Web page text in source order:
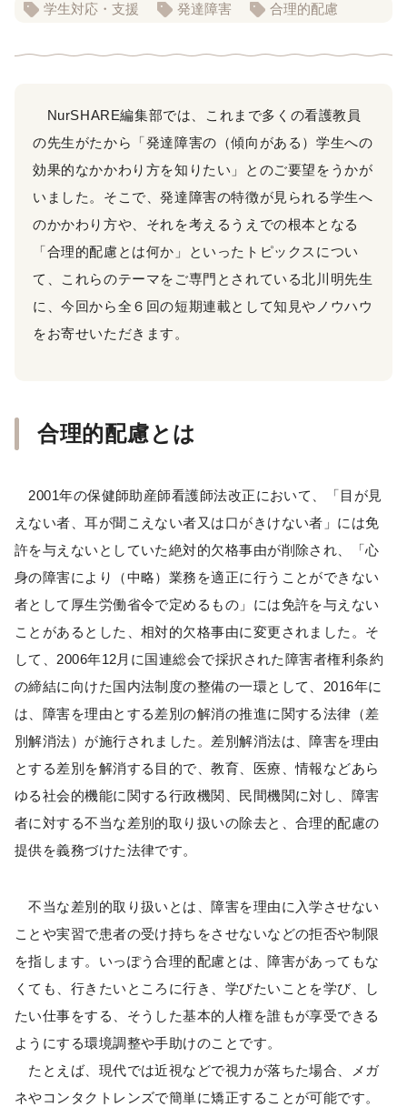
学生対応・支援 発達障害 合理的配慮
NurSHARE編集部では、これまで多くの看護教員
の先生がたから「発達障害の（傾向がある）学生への
効果的なかかわり方を知りたい」とのご要望をうかが
いました。そこで、発達障害の特徴が見られる学生へ
のかかわり方や、それを考えるうえでの根本となる
「合理的配慮とは何か」といったトピックスについ
て、これらのテーマをご専門とされている北川明先生
に、今回から全６回の短期連載として知見やノウハウ
をお寄せいただきます。
合理的配慮とは
2001年の保健師助産師看護師法改正において、「目が見
えない者、耳が聞こえない者又は口がきけない者」には免
許を与えないとしていた絶対的欠格事由が削除され、「心
身の障害により（中略）業務を適正に行うことができない
者として厚生労働省令で定めるもの」には免許を与えない
ことがあるとした、相対的欠格事由に変更されました。そ
して、2006年12月に国連総会で採択された障害者権利条約
の締結に向けた国内法制度の整備の一環として、2016年に
は、障害を理由とする差別の解消の推進に関する法律（差
別解消法）が施行されました。差別解消法は、障害を理由
とする差別を解消する目的で、教育、医療、情報などあら
ゆる社会的機能に関する行政機関、民間機関に対し、障害
者に対する不当な差別的取り扱いの除去と、合理的配慮の
提供を義務づけた法律です。
不当な差別的取り扱いとは、障害を理由に入学させない
ことや実習で患者の受け持ちをさせないなどの拒否や制限
を指します。いっぽう合理的配慮とは、障害があってもな
くても、行きたいところに行き、学びたいことを学び、し
たい仕事をする、そうした基本的人権を誰もが享受できる
ようにする環境調整や手助けのことです。
たとえば、現代では近視などで視力が落ちた場合、メガ
ネやコンタクトレンズで簡単に矯正することが可能です。